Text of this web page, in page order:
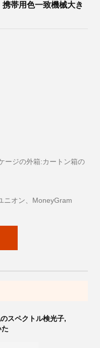
帯用色一致機械大き
ージの外箱:カートン箱の
ニオン、MoneyGram
スペクトル検光子,